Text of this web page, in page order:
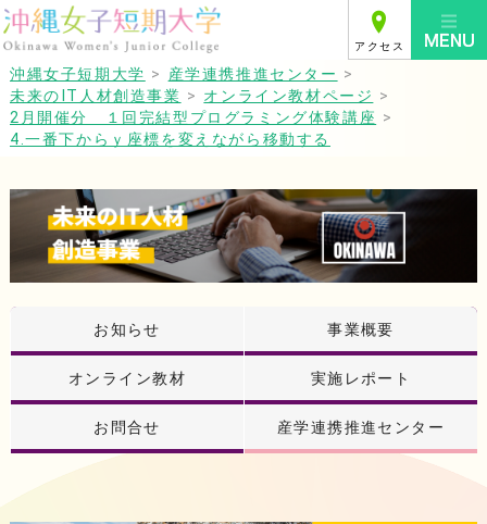
アクセス
沖縄女子短期大学 > 産学連携推進センター >
未来のIT人材創造事業 > オンライン教材ページ >
2月開催分 １回完結型プログラミング体験講座 >
4.一番下からｙ座標を変えながら移動する
お知らせ 事業概要
オンライン教材 実施レポート
お問合せ 産学連携推進センター